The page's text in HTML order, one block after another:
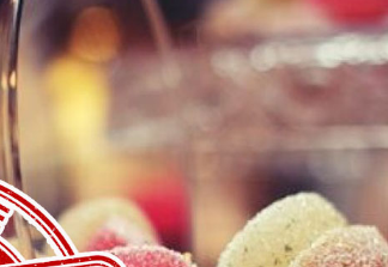
വാർത്തകൾ
മന്ത്രി അനൂപ് ജേക്കബ്
നാളെ
പാടിയോട്ടുചാലില്‍
മാവേലി സൂപ്പര്‍ സ്റ്റോര്‍
ഉദ്ഘാടനം ചെയ്യും.
വാർത്തകൾ
19 പേരെ
സര്‍ക്കാര്‍
admin3